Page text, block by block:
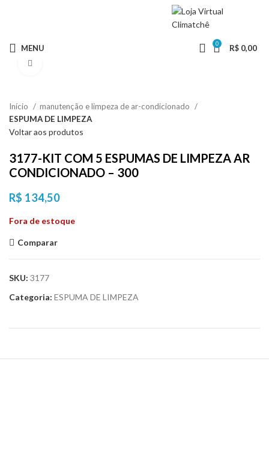
MENU 0 R$ 0,00
Início
manutenção e limpeza de ar-condicionado
ESPUMA DE LIMPEZA
Voltar aos produtos
3177-KIT COM 5 ESPUMAS DE LIMPEZA AR
CONDICIONADO – 300
R$ 134,50
Fora de estoque
Comparar
SKU: 3177
Categoria: ESPUMA DE LIMPEZA